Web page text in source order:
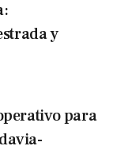
y
para